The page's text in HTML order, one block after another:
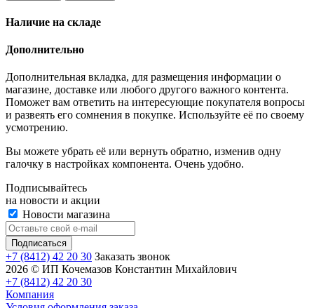
Наличие на складе
Дополнительно
Дополнительная вкладка, для размещения информации о
магазине, доставке или любого другого важного контента.
Поможет вам ответить на интересующие покупателя вопросы
и развеять его сомнения в покупке. Используйте её по своему
усмотрению.
Вы можете убрать её или вернуть обратно, изменив одну
галочку в настройках компонента. Очень удобно.
Подписывайтесь
на новости и акции
Новости магазина
+7 (8412) 42 20 30 Заказать звонок
2026 © ИП Кочемазов Константин Михайлович
+7 (8412) 42 20 30
Компания